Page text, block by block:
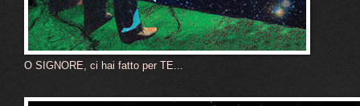
O SIGNORE, ci hai fatto per TE...